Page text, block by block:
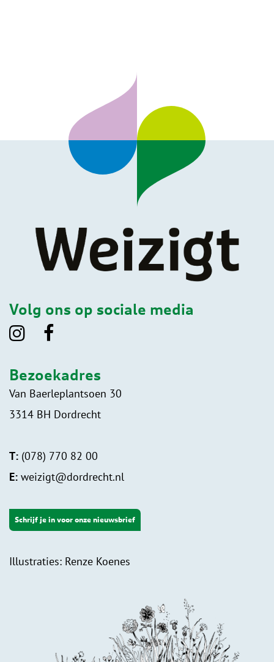
Volg ons op sociale media
Bezoekadres
Van Baerleplantsoen 30
3314 BH Dordrecht
T: (078) 770 82 00
E: weizigt@dordrecht.nl
Schrijf je in voor onze nieuwsbrief
Illustraties: Renze Koenes